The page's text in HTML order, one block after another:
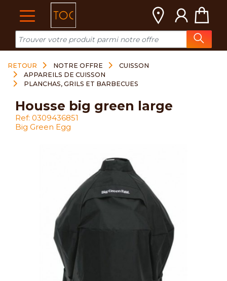
RETOUR NOTRE OFFRE
CUISSON
APPAREILS DE CUISSON
PLANCHAS, GRILS ET BARBECUES
housse big green large
Ref: 0309436851
Big Green Egg
Cookies management panel